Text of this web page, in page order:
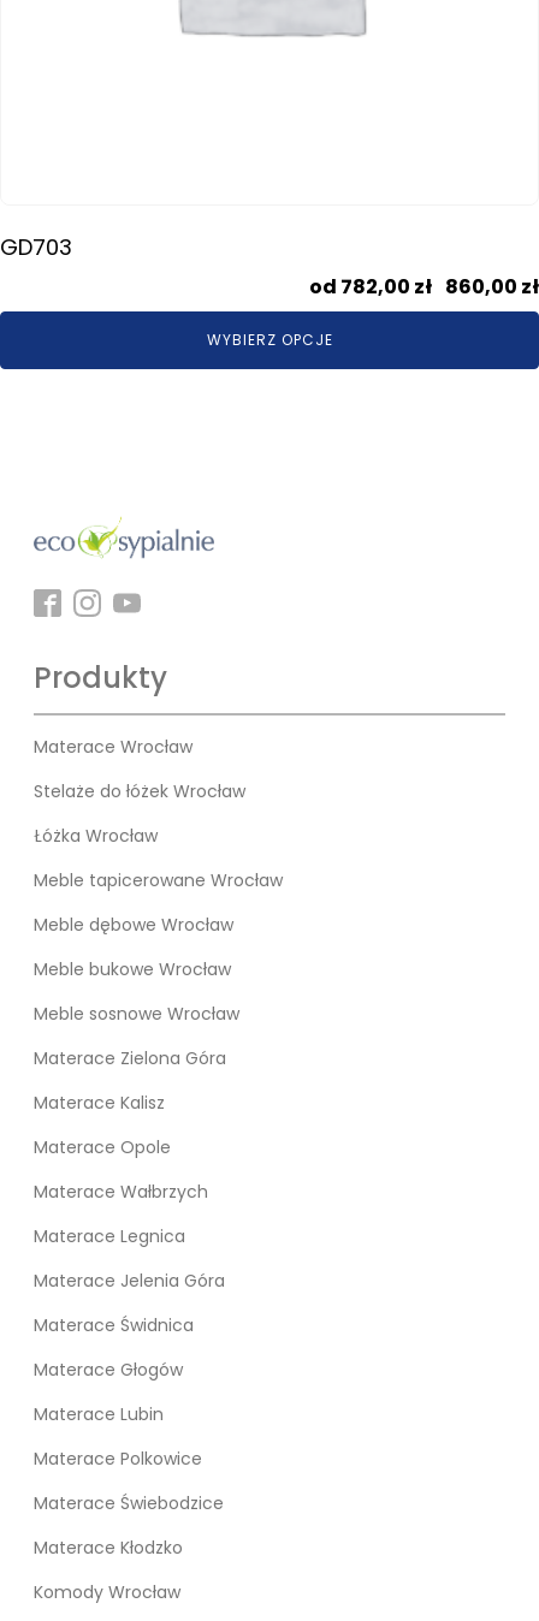
GD703
782,00 zł 860,00 zł
WYBIERZ OPCJE
Produkty
Materace Wrocław
Stelaże do łóżek Wrocław
Łóżka Wrocław
Meble tapicerowane Wrocław
Meble dębowe Wrocław
Meble bukowe Wrocław
Meble sosnowe Wrocław
Materace Zielona Góra
Materace Kalisz
Materace Opole
Materace Wałbrzych
Materace Legnica
Materace Jelenia Góra
Materace Świdnica
Materace Głogów
Materace Lubin
Materace Polkowice
Materace Świebodzice
Materace Kłodzko
Komody Wrocław